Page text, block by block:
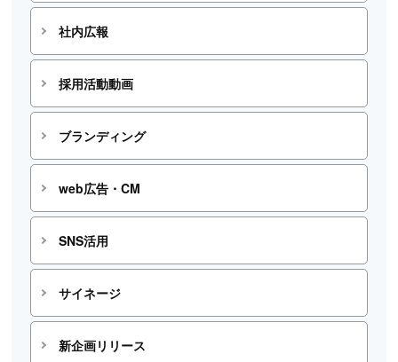
社内広報
採用活動動画
ブランディング
web広告・CM
SNS活用
サイネージ
新企画リリース